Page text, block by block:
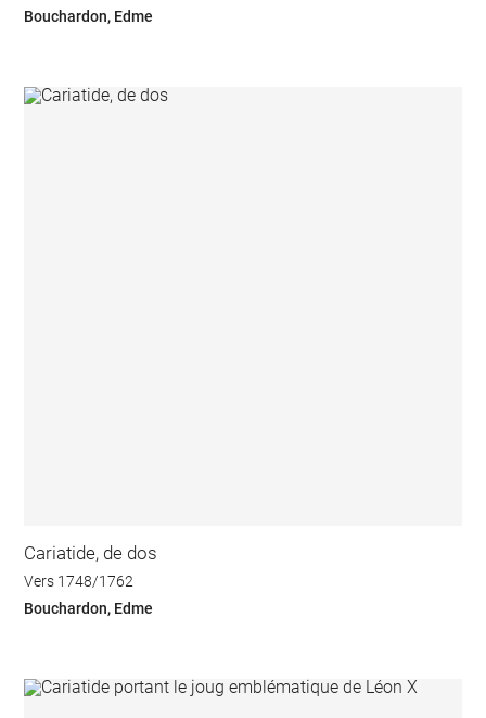
Bouchardon, Edme
Cariatide, de dos
Vers 1748/1762
Bouchardon, Edme